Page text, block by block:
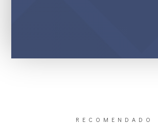
RECOMENDADO